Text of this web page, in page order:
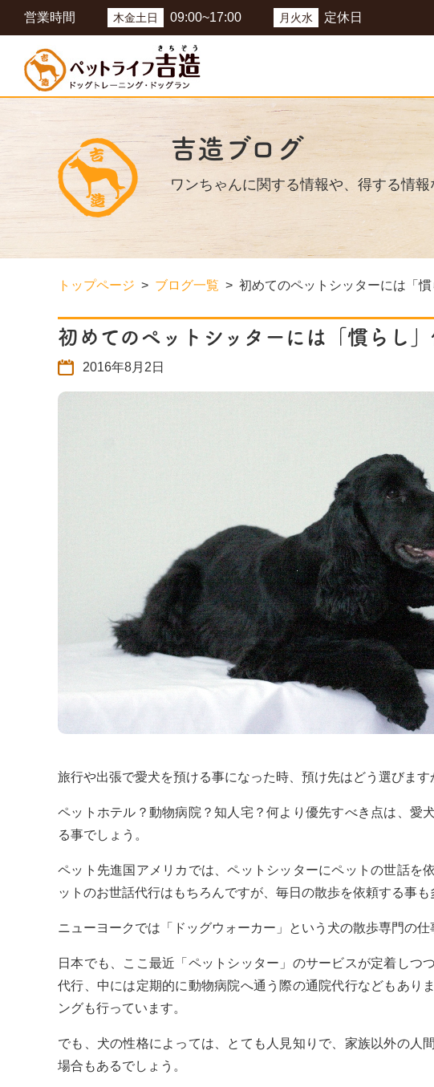
営業時間 木金土日 09:00~17:00 月火水 定休日
吉造ブログ
ワンちゃんに関する情報や、得する情報
トップページ ブログ一覧 初めてのペットシッターには「
初めてのペットシッターには「慣らし
2016年8月2日
旅行や出張で愛犬を預ける事になった時、預け先はどう選びます
ペットホテル？動物病院？知人宅？何より優先すべき点は、愛
る事でしょう。
ペット先進国アメリカでは、ペットシッターにペットの世話を
ットのお世話代行はもちろんですが、毎日の散歩を依頼する事も
ニューヨークでは「ドッグウォーカー」という犬の散歩専門の仕
日本でも、ここ最近「ペットシッター」のサービスが定着しつ
代行、中には定期的に動物病院へ通う際の通院代行などもあり
ングも行っています。
でも、犬の性格によっては、とても人見知りで、家族以外の人
場合もあるでしょう。